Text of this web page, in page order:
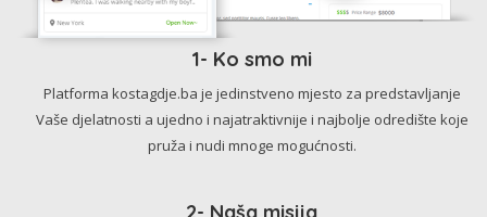
1- Ko smo mi
Platforma kostagdje.ba je jedinstveno mjesto za predstavljanje
Vaše djelatnosti a ujedno i najatraktivnije i najbolje odredište koje
pruža i nudi mnoge mogućnosti.
2- Naša misija